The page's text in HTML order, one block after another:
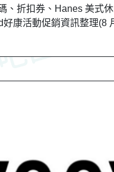
、折扣券、Hanes 美式休
好康活動促銷資訊整理(8